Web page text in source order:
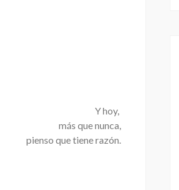
Y hoy,
más que nunca,
pienso que tiene razón.